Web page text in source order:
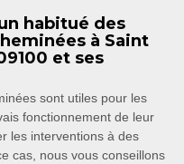
habitué des
à Saint
et ses
sont utiles pour les
fonctionnement de leur
les interventions à des
cas, nous vous conseillons